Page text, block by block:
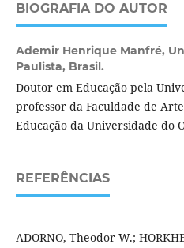
BIOGRAFIA DO AUTOR
Ademir Henrique Manfré,
Paulista, Brasil.
Doutor em Educação pela
professor da Faculdade de
Educação da Universidade do
REFERÊNCIAS
ADORNO, Theodor W.;